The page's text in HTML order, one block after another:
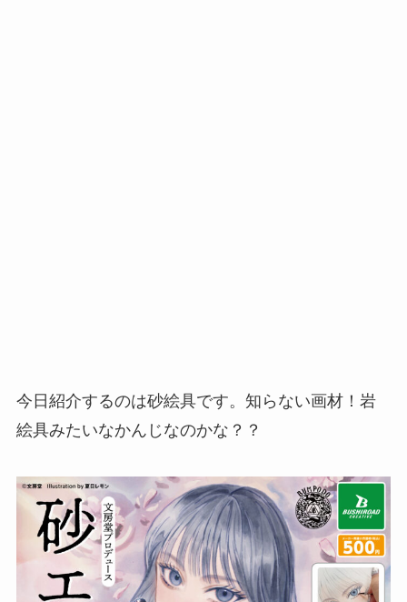
今日紹介するのは砂絵具です。知らない画材！岩
絵具みたいなかんじなのかな？？